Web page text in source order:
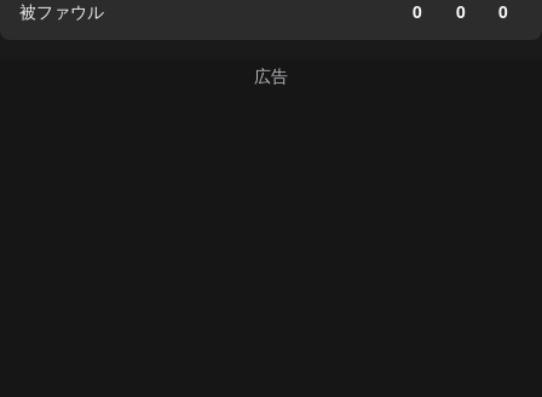
被ファウル 0 0 0